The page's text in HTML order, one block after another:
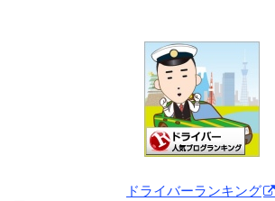
ドライバーランキング